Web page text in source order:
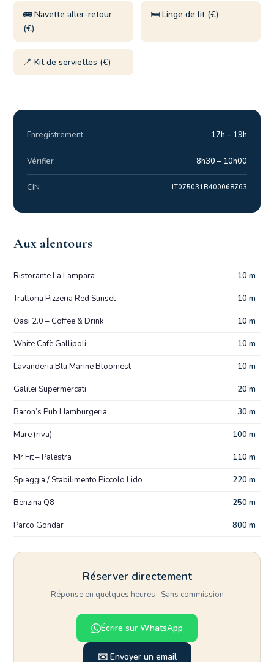
🚌 Navette aller-retour
(€)
🛏️ Linge de lit (€)
🪥 Kit de serviettes (€)
Enregistrement 17h – 19h
Vérifier 8h30 – 10h00
CIN IT075031B400068763
Aux alentours
Ristorante La Lampara 10 m
Trattoria Pizzeria Red Sunset 10 m
Oasi 2.0 – Coffee & Drink 10 m
White Cafè Gallipoli 10 m
Lavanderia Blu Marine Bloomest 10 m
Galilei Supermercati 20 m
Baron’s Pub Hamburgeria 30 m
Mare (riva) 100 m
Mr Fit – Palestra 110 m
Spiaggia / Stabilimento Piccolo Lido 220 m
Benzina Q8 250 m
Parco Gondar 800 m
Réserver directement
Réponse en quelques heures · Sans commission
Écrire sur WhatsApp
✉️ Envoyer un email